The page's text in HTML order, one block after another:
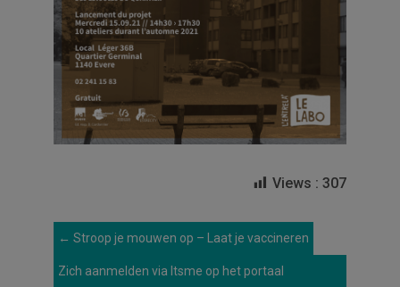
Views : 307
← Stroop je mouwen op – Laat je vaccineren
Zich aanmelden via Itsme op het portaal